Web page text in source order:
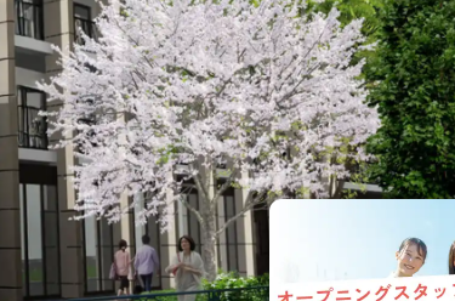
泊を組み合わせて介護、
ビリを受けたい
高齢者向け
短期宿泊して介護、
ビリを受けたい
施設等に通って介
泊を組み合わせて介護、
ビリを受けたい
福祉器具（車いす
情報開示 処遇改
情報保護・管理方針 福
するとともに、
所です。